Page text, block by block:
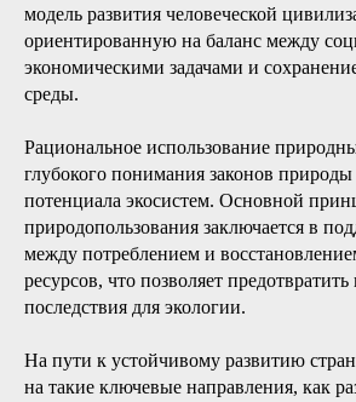
модель развития человеческой
ориентированную на баланс между
экономическими задачами и
среды.
Рациональное использование
глубокого понимания законов
потенциала экосистем. Основной
природопользования заключается в
между потреблением и
ресурсов, что позволяет
последствия для экологии.
На пути к устойчивому развитию
на такие ключевые направления, как